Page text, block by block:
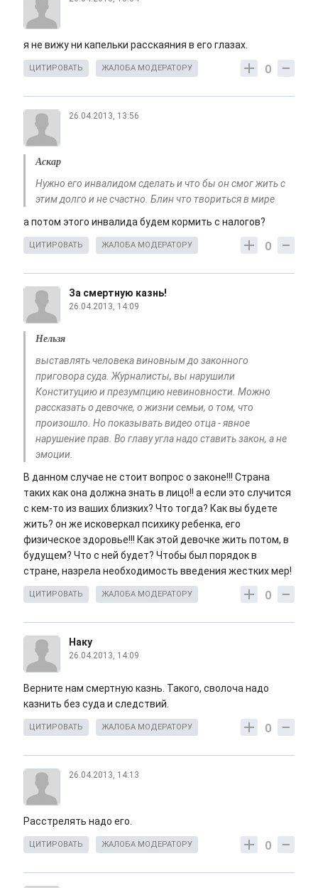
я не вижу ни капельки расскаяния в его глазах.
0
ЦИТИРОВАТЬ ЖАЛОБА МОДЕРАТОРУ
26.04.2013, 13:56
Аскар
Нужно его инвалидом сделать и что бы он смог жить с
этим долго и не счастно. Блин что твориться в мире
а потом этого инвалида будем кормить с налогов?
0
ЦИТИРОВАТЬ ЖАЛОБА МОДЕРАТОРУ
За смертную казнь!
26.04.2013, 14:09
Нельзя
выставлять человека виновным до законного
приговора суда. Журналисты, вы нарушили
Конституцию и презумпцию невиновности. Можно
рассказать о девочке, о жизни семьи, о том, что
произошло. Но показывать видео отца - явное
нарушение прав. Во главу угла надо ставить закон, а не
эмоции.
В данном случае не стоит вопрос о законе!!! Страна
таких как она должна знать в лицо!! а если это случится
с кем-то из ваших близких? Что тогда? Как вы будете
жить? он же исковеркал психику ребенка, его
физическое здоровье!!! Как этой девочке жить потом, в
будущем? Что с ней будет? Чтобы был порядок в
стране, назрела необходимость введения жестких мер!
0
ЦИТИРОВАТЬ ЖАЛОБА МОДЕРАТОРУ
Наку
26.04.2013, 14:09
Верните нам смертную казнь. Такого, сволоча надо
казнить без суда и следствий.
0
ЦИТИРОВАТЬ ЖАЛОБА МОДЕРАТОРУ
26.04.2013, 14:13
Расстрелять надо его.
0
ЦИТИРОВАТЬ ЖАЛОБА МОДЕРАТОРУ